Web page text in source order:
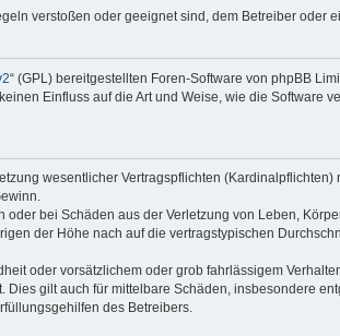
verstoßen oder geeignet sind, dem Betreiber oder
“ (GPL) bereitgestellten Foren-Software von phpBB
Einfluss auf die Art und Weise, wie die Software
wesentlicher Vertragspflichten
bei Schäden aus der Verletzung von Leben,
der Höhe nach auf die vertragstypischen
oder vorsätzlichem oder grob fahrlässigem
gilt auch für mittelbare Schäden, insbesondere
des Betreibers.